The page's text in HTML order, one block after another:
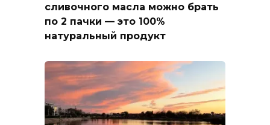
сливочного масла можно брать
по 2 пачки — это 100%
натуральный продукт